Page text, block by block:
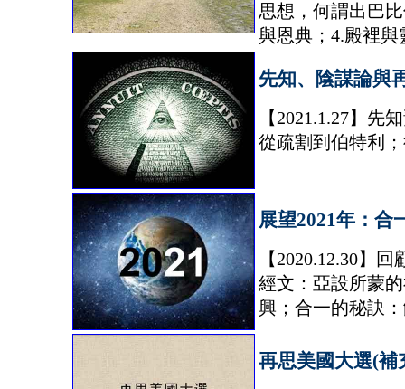
思想，何謂出巴
與恩典；4.殿裡
先知、陰謀論與
【2021.1.27】
從疏割到伯特利
展望2021年：合
【2020.12.30】
經文：亞設所蒙
興；合一的秘訣
再思美國大選(補